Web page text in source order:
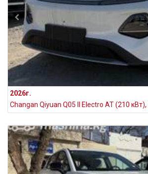
2026г.
Changan Qiyuan Q05 II Electro AT (210